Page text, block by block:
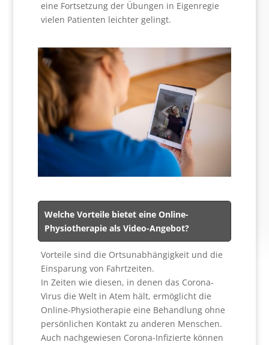
eine Fortsetzung der Übungen in Eigenregie
vielen Patienten leichter gelingt.
Welche Vorteile bietet eine Online-
Physiotherapie als Video-Angebot?
Vorteile sind die Ortsunabhängigkeit und die
Einsparung von Fahrtzeiten.
In Zeiten wie diesen, in denen das Corona-
Virus die Welt in Atem hält, ermöglicht die
Online-Physiotherapie eine Behandlung ohne
persönlichen Kontakt zu anderen Menschen.
Auch nachgewiesen Corona-Infizierte können